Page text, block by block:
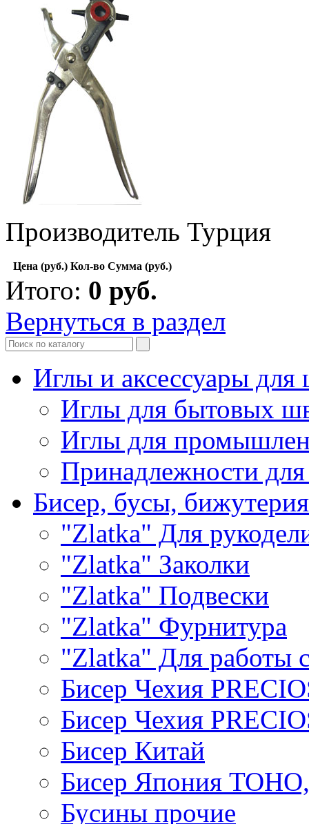
Производитель Турция
Цена (руб.) Кол-во Сумма (руб.)
Итого: 0 руб.
Вернуться в раздел
Иглы и аксессуары
Иглы для бытовых
Иглы для
Принадлежности
Бисер, бусы, бижутерия
"Zlatka" Для
"Zlatka" Заколки
"Zlatka" Подвески
"Zlatka" Фурнитура
"Zlatka" Для работы
Бисер Чехия
Бисер Чехия
Бисер Китай
Бисер Япония
Бусины прочие